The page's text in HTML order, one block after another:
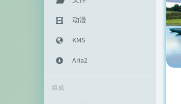
动漫
KMS
Aria2
组成